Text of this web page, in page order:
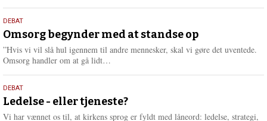
e
r
e
9.
juli
2026
DEBAT
Omsorg begynder med at standse op
”Hvis vi vil slå hul igennem til andre mennesker, skal vi gøre det uventede.
Omsorg handler om at gå lidt…
e
r
10.
juni
2026
DEBAT
Ledelse - eller tjeneste?
Vi har vænnet os til, at kirkens sprog er fyldt med låneord: ledelse, strategi,